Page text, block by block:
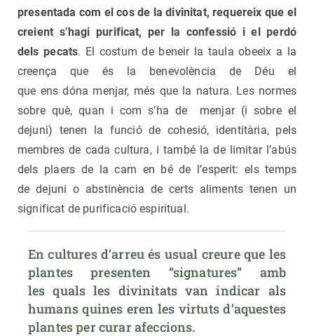
presentada com el cos de la divinitat, requereix que el
creient s’hagi purificat, per la confessió i el perdó
dels pecats. El costum de beneir la taula obeeix a la
creença que és la benevolència de Déu el
que ens dóna menjar, més que la natura. Les normes
sobre què, quan i com s’ha de menjar (i sobre el
dejuni) tenen la funció de cohesió, identitària, pels
membres de cada cultura, i també la de limitar l’abús
dels plaers de la carn en bé de l’esperit: els temps
de dejuni o abstinència de certs aliments tenen un
significat de purificació espiritual.
En cultures d’arreu és usual creure que les
plantes presenten “signatures” amb
les quals les divinitats van indicar als
humans quines eren les virtuts d’aquestes
plantes per curar afeccions.